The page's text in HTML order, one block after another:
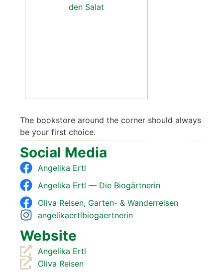
The book­s­to­re around the cor­ner should always
be your first choice.
Social Media
Ange­li­ka Ertl
Ange­li­ka Ertl — Die Bio­gärt­ne­rin
Oli­va Rei­sen, Gar­ten- & Wan­der­rei­sen
ange­lik­aertl­bio­gaert­ne­rin
Web­site
Ange­li­ka Ertl
Oli­va Rei­sen